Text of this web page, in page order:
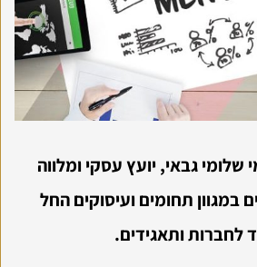
גבאי, יועץ עסקי ומלווה
במגוון תחומים ועיסוקים החל
לחברות ותאגידים.